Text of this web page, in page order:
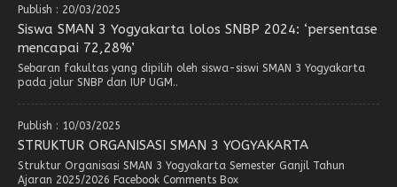
Publish : 20/03/2025
Siswa SMAN 3 Yogyakarta lolos SNBP 2024: ‘persentase
mencapai 72,28%’
Sebaran fakultas yang dipilih oleh siswa-siswi SMAN 3 Yogyakarta
pada jalur SNBP dan IUP UGM..
Publish : 10/03/2025
STRUKTUR ORGANISASI SMAN 3 YOGYAKARTA
Struktur Organisasi SMAN 3 Yogyakarta Semester Ganjil Tahun
Ajaran 2025/2026 Facebook Comments Box